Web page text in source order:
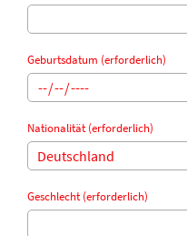
Geburtsdatum (erforderlich)
Nationalität (erforderlich)
Geschlecht (erforderlich)